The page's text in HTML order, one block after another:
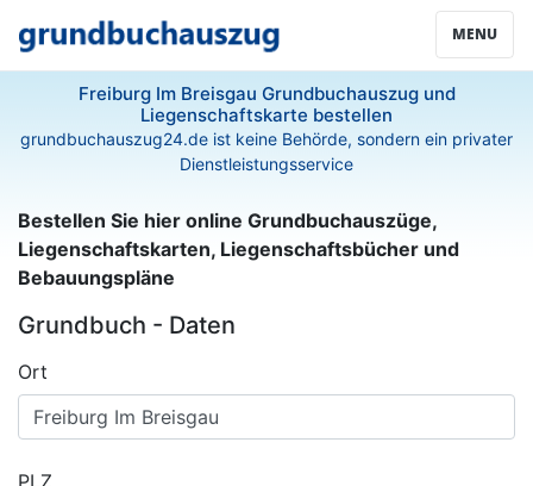
MENU
Freiburg Im Breisgau Grundbuchauszug und
Liegenschaftskarte bestellen
grundbuchauszug24.de ist keine Behörde, sondern ein privater
Dienstleistungsservice
Bestellen Sie hier online Grundbuchauszüge,
Liegenschaftskarten, Liegenschaftsbücher und
Bebauungspläne
Grundbuch - Daten
Ort
PLZ